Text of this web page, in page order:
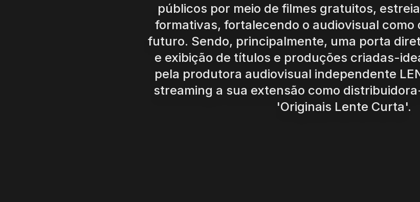
públicos por meio de filmes gratuitos,
formativas, fortalecendo o audiovisual como
futuro. Sendo, principalmente, uma porta
e exibição de títulos e produções criadas-
pela produtora audiovisual independente
streaming a sua extensão como
'Originais Lente Curta'.